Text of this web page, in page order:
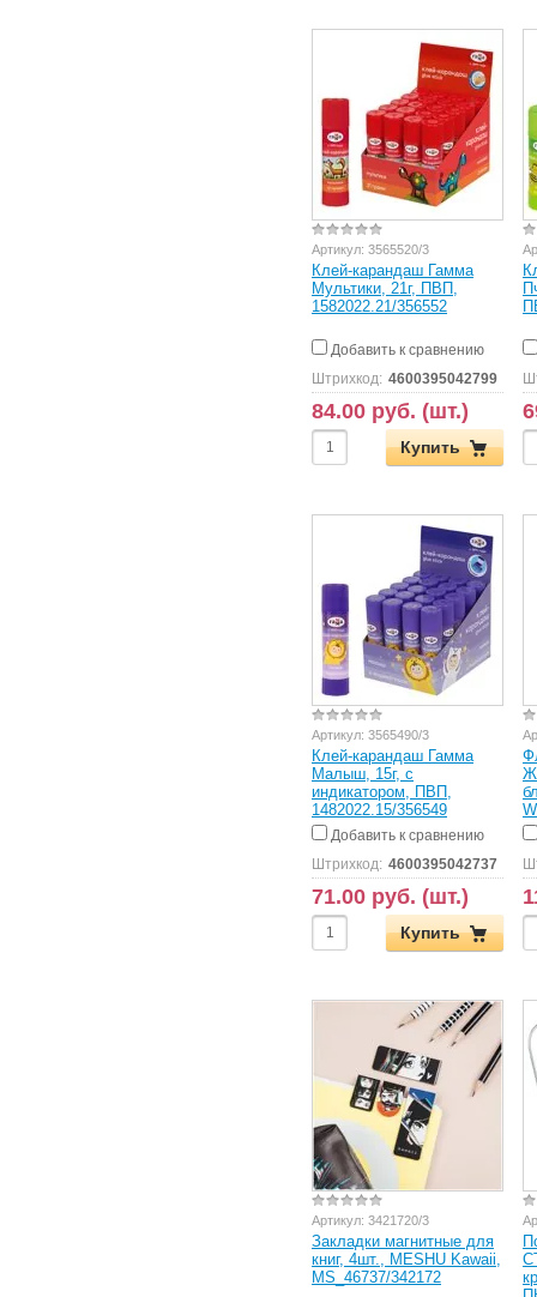
Артикул: 3565520/3
Клей-карандаш Гамма
Мультики, 21г, ПВП,
1582022.21/356552
Добавить к сравнению
Штрихкод: 4600395042799
84.00 руб. (шт.)
Купить
Артикул: 3565490/3
Клей-карандаш Гамма
Малыш, 15г, с
индикатором, ПВП,
1482022.15/356549
Добавить к сравнению
Штрихкод: 4600395042737
71.00 руб. (шт.)
Купить
Артикул: 3421720/3
Закладки магнитные для
книг, 4шт., MESHU Kawaii,
MS_46737/342172